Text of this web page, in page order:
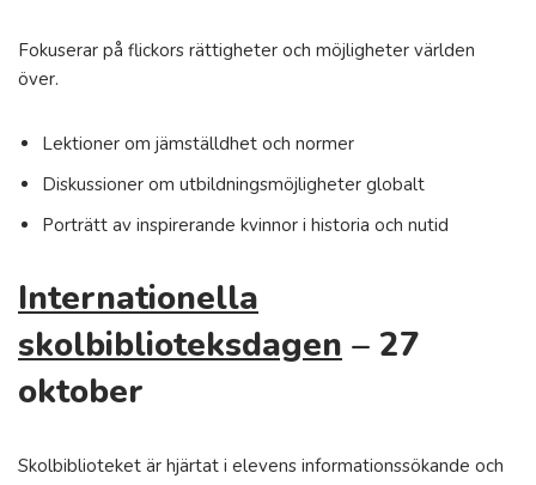
Fokuserar på flickors rättigheter och möjligheter världen
över.
Lektioner om jämställdhet och normer
Diskussioner om utbildningsmöjligheter globalt
Porträtt av inspirerande kvinnor i historia och nutid
Internationella
skolbiblioteksdagen – 27
oktober
Skolbiblioteket är hjärtat i elevens informationssökande och